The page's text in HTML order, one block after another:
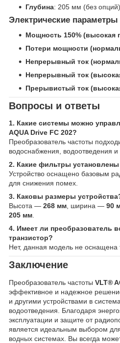
Глубина: 205 мм (без
Электрические параметры
Мощность 150% (высокая
Потери мощности
Непрерывный ток
Непрерывный ток
Прерывистый ток
Вопросы и ответы
1. Какие системы можно
AQUA Drive FC 202?
Преобразователь частоты
водоснабжения, водоотведения и
2. Какие фильтры
Устройство оснащено базовым
для снижения помех.
3. Каковы размеры
Высота — 268 мм, ширина — 90
205 мм.
4. Имеет ли преобразователь
транзистор?
Нет, данная модель не оснащена
Заключение
Преобразователь частоты VLT®
эффективное и надежное
и другими устройствами в
водоотведения. Благодаря
эксплуатации и защите от
является идеальным выбором
водных системах. Вы всегда